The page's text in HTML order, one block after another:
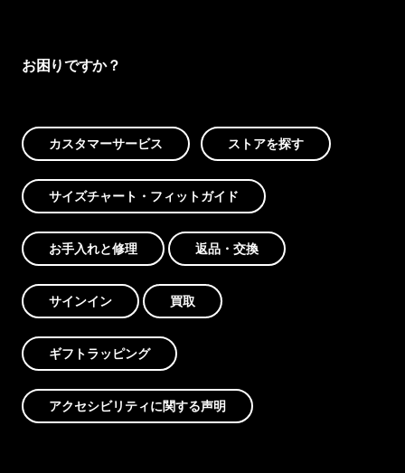
お困りですか？
カスタマーサービス ストアを探す
サイズチャート・フィットガイド
お手入れと修理 返品・交換
サインイン 買取
ギフトラッピング
アクセシビリティに関する声明